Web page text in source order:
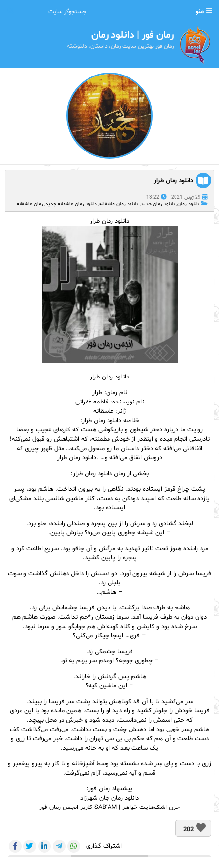
منو
رمان فور | دانلود رمان
رمان فور بهترین سایت رمان، داستان، دلنوشته
دانلود رمان طرار
29 ژوئن 2021
13:22
دانلود رمان, دانلود رمان جدید, دانلود رمان عاشقانه, دانلود رمان عاشقانه جدید, رمان عاشقانه
دانلود رمان طرار
دانلود رمان طرار
نام رمان: طرار
نام نویسنده: فاطمه غفرانی
ژانر: عاسقانه
خلاصه دانلود رمان طرار:
روایت ما درباره دختر شیطون و بازیگوشی هست که کارهای عجیب و بعضا
نادرستی انجام میده و اینقدر از خودش مطمئنه، که اشتباهش رو قبول نمی‌کنه!
اتفاقاتی می‌افته که دختر داستان ما رو متحول می‌کنه… مثل ظهور چیزی که
درونش اتفاق می‌افته و… .دانلود رمان طرار
بخشی از رمان دانلود رمان طرار:
پشت چراغ قرمز ایستاده بودند. نگاهی را به بیرون انداخت. هاشم بود، پسر
یازده ساله طلعت که اسپند دودکن به دست، کنار ماشین شانسی بلند مشکی‌ای
ایستاده بود.
لبخند گشادی زد و سرش را از بین پنجره و صندلی راننده، جلو برد.
– این شیشه چطوری پایین می‌ره؟ بیارش پایین.
مرد راننده هنوز تحت تاثیر تهدید به مرگش و آن چاقو بود. سریع اطاعت کرد و
پنجره را پایین کشید.
فریسا سرش را از شیشه بیرون آورد. دو دستش را داخل دهانش گذاشت و سوت
بلبلی زد.
– هاشم…
هاشم به طرف صدا برگشت. با دیدن فریسا چشمانش برقی زد.
دوان دوان به طرف فریسا آمد. سرما زمستان ر*حم نداشت. صورت هاشم هم
سرخ شده بود و کاپشن و کلاه کهنه‌اش هم جوابگو سوز و سرما نبود.
– فری… اینجا چیکار می‌کنی؟
فریسا چشمکی زد.
– چطوری جوجه؟ اومدم سر بزنم به تو.
هاشم پس گردنش را خاراند.
– این ماشین کیه؟
سر می‌کشید تا با آن قد کوتاهش بتواند پشت سر فریسا را ببیند.
فریسا خودش را جلوتر کشید و راه دید او را بست. همین مانده بود با این مردی
که حتی اسمش را نمی‌دانست، دیده شود و خبرش در محل بپیچد.
هاشم پسر خوبی بود اما دهنش چفت و بست نداشت. می‌رفت می‌گذاشت کف
دست طلعت و آن هم که حکم بی‌ بی سی تهران را داشت. خبر می‌رفت تا زری و
یک ساعت بعد که او به خانه می‌رسید.
زری با دست و پای سِر شده نشسته بود وسط آشپزخانه و تا کار به پیرو پیغمبر و
قسم و آیه نمی‌رسید، آرام نمی‌گرفت.
پیشنهاد رمان فور:
دانلود رمان جان شهرزاد
حزن اشک‌هایت خواهر | SAB’AM کاربر انجمن رمان فور
202
اشتراک گذاری